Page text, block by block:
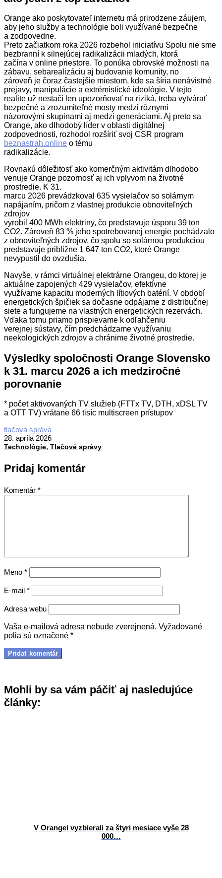
Orange ako poskytovateľ internetu má prirodzene záujem,
aby jeho služby a technológie boli využívané bezpečne
a zodpovedne.
Preto začiatkom roka 2026 rozbehol iniciatívu Spolu nie sme
bezbranní k silnejúcej radikalizácii mladých, ktorá
začína v online priestore. To ponúka obrovské možnosti na
zábavu, sebarealizáciu aj budovanie komunity, no
zároveň je čoraz častejšie miestom, kde sa šíria nenávistné
prejavy, manipulácie a extrémistické ideológie. V tejto
realite už nestačí len upozorňovať na riziká, treba vytvárať
bezpečné a zrozumiteľné mosty medzi rôznymi
názorovými skupinami aj medzi generáciami. Aj preto sa
Orange, ako dlhodobý líder v oblasti digitálnej
zodpovednosti, rozhodol rozšíriť svoj CSR program
beznastrah.online o tému
radikalizácie.
Rovnakú dôležitosť ako komerčným aktivitám dlhodobo
venuje Orange pozornosť aj ich vplyvom na životné
prostredie. K 31.
marcu 2026 prevádzkoval 635 vysielačov so solárnym
napájaním, pričom z vlastnej produkcie obnoviteľných
zdrojov
vyrobil 400 MWh elektriny, čo predstavuje úsporu 39 ton
CO2. Zároveň 83 % jeho spotrebovanej energie pochádzalo
z obnoviteľných zdrojov, čo spolu so solárnou produkciou
predstavuje približne 1 647 ton CO2, ktoré Orange
nevypustil do ovzdušia.
Navyše, v rámci virtuálnej elektrárne Orangeu, do ktorej je
aktuálne zapojených 429 vysielačov, efektívne
využívame kapacitu moderných lítiových batérií. V období
energetických špičiek sa dočasne odpájame z distribučnej
siete a fungujeme na vlastných energetických rezervách.
Vďaka tomu priamo prispievame k odľahčeniu
verejnej sústavy, čím predchádzame využívaniu
neekologických zdrojov a chránime životné prostredie.
Výsledky spoločnosti Orange Slovensko
k 31. marcu 2026 a ich medziročné
porovnanie
* počet aktivovaných TV služieb (FTTx TV, DTH, xDSL TV
a OTT TV) vrátane 66 tisíc multiscreen prístupov
2026-
04-
28
tlačová správa
28. apríla 2026
Technológie, Tlačové správy
Pridaj komentár
Komentár *
Meno *
E-mail *
Adresa webu
Vaša e-mailová adresa nebude zverejnená. Vyžadované
polia sú označené *
Mohli by sa vám páčiť aj nasledujúce
články:
V Orangei vyzbierali za štyri mesiace vyše 28
000…